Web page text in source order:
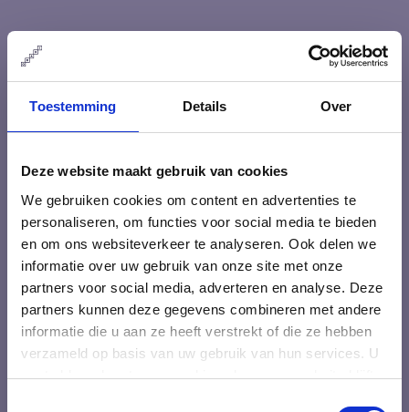
Toestemming Details Over
Deze website maakt gebruik van cookies
We gebruiken cookies om content en advertenties te
personaliseren, om functies voor social media te bieden
en om ons websiteverkeer te analyseren. Ook delen we
informatie over uw gebruik van onze site met onze
partners voor social media, adverteren en analyse. Deze
partners kunnen deze gegevens combineren met andere
informatie die u aan ze heeft verstrekt of die ze hebben
verzameld op basis van uw gebruik van hun services. U
gaat akkoord met onze cookies als u onze website blijft
Openingstijden: ma t/m vrij 08.30 - 17.30
BTW-ID: NL001548099B68
IBAN: NL31INGB0009103785
Over Oraki
Blogs
Klanten over Oraki
Deelnemers over onze trainingen